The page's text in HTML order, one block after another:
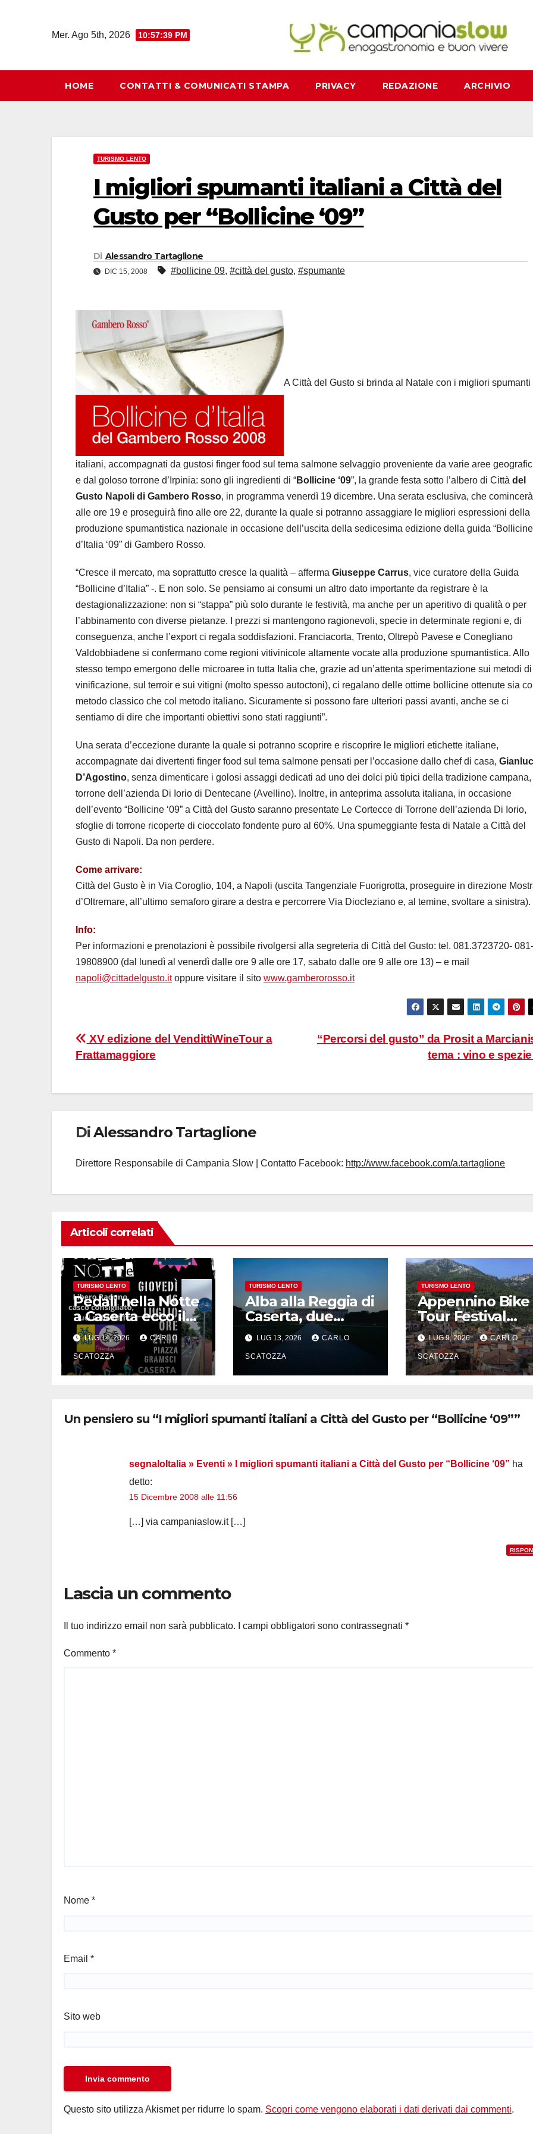
Mer. Ago 5th, 2026 10:57:40 PM
HOME CONTATTI & COMUNICATI STAMPA PRIVACY REDAZIONE ARCHIVIO
TURISMO LENTO
I migliori spumanti italiani a Città del
Gusto per “Bollicine ‘09”
Di Alessandro Tartaglione
DIC 15, 2008 #bollicine 09, #città del gusto, #spumante
A Città del Gusto si brinda al Natale con i migliori spumanti
italiani, accompagnati da gustosi finger food sul tema salmone selvaggio proveniente da varie aree
e dal goloso torrone d’Irpinia: sono gli ingredienti di “Bollicine ‘09”, la grande festa sotto l’albero di Città del
Gusto Napoli di Gambero Rosso, in programma venerdì 19 dicembre. Una serata esclusiva, che comincerà
alle ore 19 e proseguirà fino alle ore 22, durante la quale si potranno assaggiare le migliori espressioni della
produzione spumantistica nazionale in occasione dell’uscita della sedicesima edizione della guida “Bollicine
d’Italia ‘09” di Gambero Rosso.
“Cresce il mercato, ma soprattutto cresce la qualità – afferma Giuseppe Carrus, vice curatore della Guida
“Bollicine d’Italia” -. E non solo. Se pensiamo ai consumi un altro dato importante da registrare è la
destagionalizzazione: non si “stappa” più solo durante le festività, ma anche per un aperitivo di qualità o per
l’abbinamento con diverse pietanze. I prezzi si mantengono ragionevoli, specie in determinate regioni e, di
conseguenza, anche l’export ci regala soddisfazioni. Franciacorta, Trento, Oltrepò Pavese e Conegliano
Valdobbiadene si confermano come regioni vitivinicole altamente vocate alla produzione spumantistica. Allo
stesso tempo emergono delle microaree in tutta Italia che, grazie ad un’attenta sperimentazione sui metodi di
vinificazione, sul terroir e sui vitigni (molto spesso autoctoni), ci regalano delle ottime bollicine ottenute sia
metodo classico che col metodo italiano. Sicuramente si possono fare ulteriori passi avanti, anche se ci
sentiamo di dire che importanti obiettivi sono stati raggiunti”.
Una serata d’eccezione durante la quale si potranno scoprire e riscoprire le migliori etichette italiane,
accompagnate dai divertenti finger food sul tema salmone pensati per l’occasione dallo chef di casa,
D’Agostino, senza dimenticare i golosi assaggi dedicati ad uno dei dolci più tipici della tradizione
torrone dell’azienda Di Iorio di Dentecane (Avellino). Inoltre, in anteprima assoluta italiana, in occasione
dell’evento “Bollicine ‘09” a Città del Gusto saranno presentate Le Cortecce di Torrone dell’azienda Di Iorio,
sfoglie di torrone ricoperte di cioccolato fondente puro al 60%. Una spumeggiante festa di Natale a Città del
Gusto di Napoli. Da non perdere.
Come arrivare:
Città del Gusto è in Via Coroglio, 104, a Napoli (uscita Tangenziale Fuorigrotta, proseguire in direzione
d’Oltremare, all’ultimo semaforo girare a destra e percorrere Via Diocleziano e, al temine, svoltare a sinistra).
Info:
Per informazioni e prenotazioni è possibile rivolgersi alla segreteria di Città del Gusto: tel. 081.3723720- 081-
19808900 (dal lunedì al venerdì dalle ore 9 alle ore 17, sabato dalle ore 9 alle ore 13) – e mail
napoli@cittadelgusto.itoppure visitare il sito www.gamberorosso.it
Navigazione
articoli
“Percorsi del gusto” da Prosit a
tema : vino e
XV edizione del VendittiWineTour a
Frattamaggiore
DiAlessandro Tartaglione
Direttore Responsabile di Campania Slow | Contatto Facebook: http://www.facebook.com/a.tartaglione
Articoli correlati
TURISMO LENTO
Pedali nella Notte
a Caserta ecco il
quarto
appuntamento
LUG 14, 2026 CARLO
SCATOZZA
TURISMO LENTO
Alba alla Reggia di
Caserta, due
appuntamenti per
vivere la magia
LUG 13, 2026 CARLO
SCATOZZA
TURISMO LENTO
Appennino Bike
Tour Festival
arriva in
Campania,
appuntamento
Valle Agricola
LUG 9, 2026 CARLO
SCATOZZA
Un pensiero su “I migliori spumanti italiani a Città del Gusto per “Bollicine ‘09””
segnaloItalia » Eventi » I migliori spumanti italiani a Città del Gusto per “Bollicine ‘09” ha
detto:
15 Dicembre 2008 alle 11:56
[…] via campaniaslow.it […]
Lascia un commento
Il tuo indirizzo email non sarà pubblicato. I campi obbligatori sono contrassegnati *
Commento *
Nome *
Email *
Sito web
Questo sito utilizza Akismet per ridurre lo spam. Scopri come vengono elaborati i dati derivati dai commenti.